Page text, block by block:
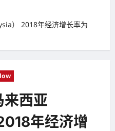
） 2018年经济增长率为
来西亚
年经济增